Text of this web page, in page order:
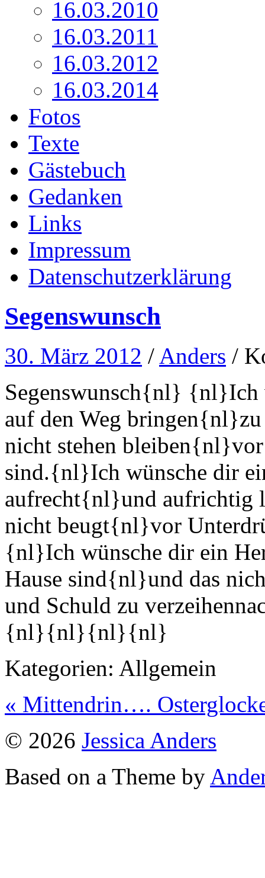
16.03.2010
16.03.2011
16.03.2012
16.03.2014
Fotos
Texte
Gästebuch
Gedanken
Links
Impressum
Datenschutzerklärung
Segenswunsch
30. März 2012 / Anders /
Segenswunsch{nl}
auf den Weg
nicht stehen
sind.{nl}Ich wünsche dir
aufrecht{nl}und aufrichtig
nicht beugt{nl}vor
{nl}Ich wünsche dir ein
Hause sind{nl}und das
und Schuld zu
{nl}{nl}{nl}{nl}
Kategorien: Allgemein
« Mittendrin….
© 2026 Jessica Anders
Based on a Theme by